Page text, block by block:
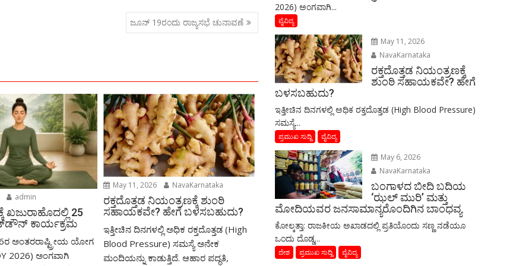
ಜೂನ್ 19ರಂದು ರಾಜ್ಯಸಭೆ ಚುನಾವಣೆ
admin
ಖಜುರಾಹೊದಲ್ಲಿ 25
ಕಾರ್ಯಕ್ರಮ
ಅಂತರರಾಷ್ಟ್ರೀಯ ಯೋಗ
2026) ಅಂಗವಾಗಿ
May 11, 2026 NavaKarnataka
ರಕ್ತದೊತ್ತಡ ನಿಯಂತ್ರಣಕ್ಕೆ ಶುಂಠಿ
ಸಹಾಯಕವೇ? ಹೇಗೆ ಬಳಸಬಹುದು?
ಇತ್ತೀಚಿನ ದಿನಗಳಲ್ಲಿ ಅಧಿಕ ರಕ್ತದೊತ್ತಡ (High
Blood Pressure) ಸಮಸ್ಯೆ ಅನೇಕ
ಮಂದಿಯನ್ನು ಕಾಡುತ್ತಿದೆ. ಆಹಾರ ಪದ್ಧತಿ,
2026) ಅಂಗವಾಗಿ...
ವೈವಿದ್ಯ
May 11, 2026
NavaKarnataka
ರಕ್ತದೊತ್ತಡ ನಿಯಂತ್ರಣಕ್ಕೆ
ಶುಂಠಿ ಸಹಾಯಕವೇ? ಹೇಗೆ
ಬಳಸಬಹುದು?
ಇತ್ತೀಚಿನ ದಿನಗಳಲ್ಲಿ ಅಧಿಕ ರಕ್ತದೊತ್ತಡ (High Blood Pressure)
ಸಮಸ್ಯೆ...
ಪ್ರಮುಖ ಸುದ್ದಿ ವೈವಿದ್ಯ
May 6, 2026
NavaKarnataka
ಬಂಗಾಳದ ಬೀದಿ ಬದಿಯ
‘ಝಲ್ ಮುರಿ’ ಮತ್ತು
ಮೋದಿಯವರ ಜನಸಾಮಾನ್ಯರೊಂದಿಗಿನ ಬಾಂಧವ್ಯ
​ಕೋಲ್ಕತ್ತಾ: ರಾಜಕೀಯ ಅಖಾಡದಲ್ಲಿ ಪ್ರತಿಯೊಂದು ಸಣ್ಣ ನಡೆಯೂ
ಒಂದು ದೊಡ್ಡ...
ದೇಶ ಪ್ರಮುಖ ಸುದ್ದಿ ವೈವಿದ್ಯ